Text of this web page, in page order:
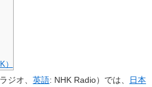
）
ジオ、 英語: NHK Radio）では、
日本